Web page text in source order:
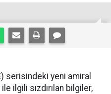
serisindeki yeni amiral
ilgili sızdırılan bilgiler,